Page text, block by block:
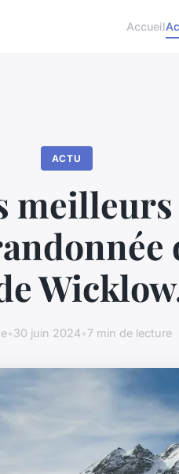
Accueil
ACTU
•30 juin 2024•7 min de lecture